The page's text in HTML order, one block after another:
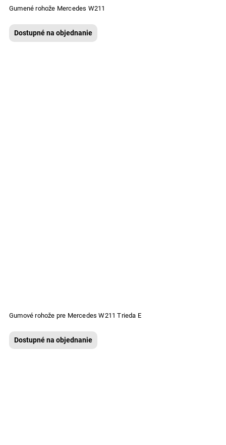
Gumené rohože Mercedes W211
Dostupné na objednanie
Gumové rohože pre Mercedes W211 Trieda E
Dostupné na objednanie